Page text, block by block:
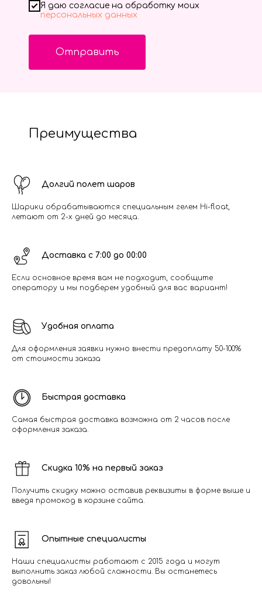
Я даю согласие на обработку моих
персональных данных
Отправить
Преимущества
Долгий полет шаров
Шарики обрабатываются специальным гелем Hi-float,
летают от 2-х дней до месяца.
Доставка с 7:00 до 00:00
Если основное время вам не подходит, сообщите
оператору и мы подберем удобный для вас вариант!
Удобная оплата
Для оформления заявки нужно внести предоплату 50-100%
от стоимости заказа
Быстрая доставка
Самая быстрая доставка возможна от 2 часов после
оформления заказа.
Скидка 10% на первый заказ
Получить скидку можно оставив реквизиты в форме выше и
введя промокод в корзине сайта.
Опытные специалисты
Наши специалисты работают с 2015 года и могут
выполнить заказ любой сложности. Вы останетесь
довольны!